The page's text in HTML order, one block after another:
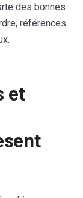
des bonnes
références
et